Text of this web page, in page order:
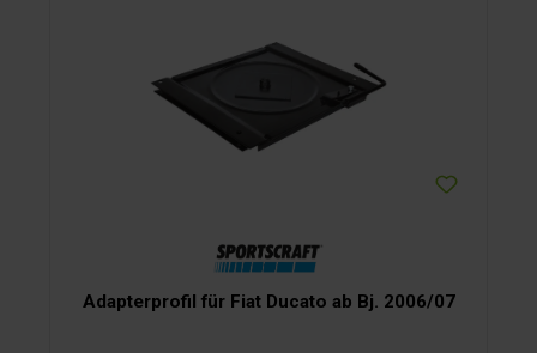
Adapterprofil für Fiat Ducato ab Bj. 2006/07